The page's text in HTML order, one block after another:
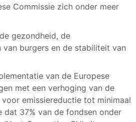
Commissie zich onder meer
gezondheid, de
van burgers en de stabiliteit van
van de Europese
met een verhoging van de
emissiereductie tot minimaal
dat 37% van de fondsen onder